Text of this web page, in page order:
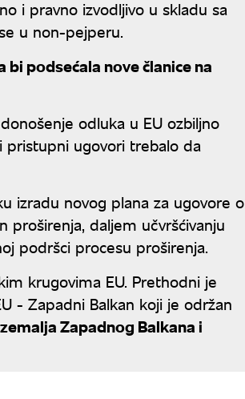
i pravno izvodljivo u skladu sa
u non-pejperu.
podsećala nove članice na
odluka u EU ozbiljno
ugovori trebalo da
izradu novog plana za ugovore o
proširenja, daljem učvršćivanju
podršci procesu proširenja.
krugovima EU. Prethodni je
- Zapadni Balkan koji je održan
zemalja Zapadnog Balkana i